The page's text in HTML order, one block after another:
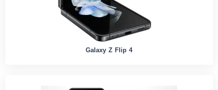
Galaxy Z Flip 4